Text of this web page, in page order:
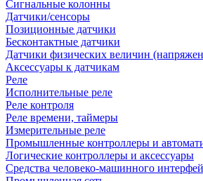
Сигнальные колонны
Датчики/сенсоры
Позиционные датчики
Бесконтактные датчики
Датчики физических величин
Аксессуары к датчикам
Реле
Исполнительные реле
Реле контроля
Реле времени, таймеры
Измерительные реле
Промышленные контроллеры и
Логические контроллеры и аксессуары
Средства человеко-машинного